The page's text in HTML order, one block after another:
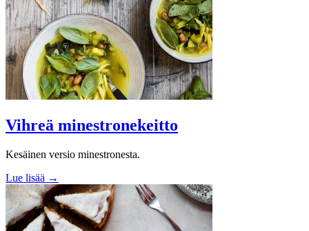
Vihreä minestronekeitto
Kesäinen versio minestronesta.
Lue lisää →